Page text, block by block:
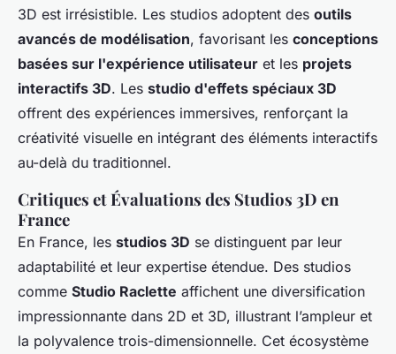
3D est irrésistible. Les studios adoptent des outils
avancés de modélisation, favorisant les conceptions
basées sur l'expérience utilisateur et les projets
interactifs 3D. Les studio d'effets spéciaux 3D
offrent des expériences immersives, renforçant la
créativité visuelle en intégrant des éléments interactifs
au-delà du traditionnel.
Critiques et Évaluations des Studios 3D en
France
En France, les studios 3D se distinguent par leur
adaptabilité et leur expertise étendue. Des studios
comme Studio Raclette affichent une diversification
impressionnante dans 2D et 3D, illustrant l’ampleur et
la polyvalence trois-dimensionnelle. Cet écosystème